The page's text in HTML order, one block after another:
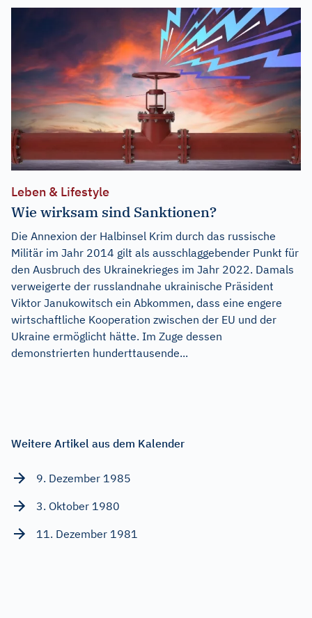
Leben & Lifestyle
Wie wirksam sind Sanktionen?
Die Annexion der Halbinsel Krim durch das russische
Militär im Jahr 2014 gilt als ausschlaggebender Punkt für
den Ausbruch des Ukrainekrieges im Jahr 2022. Damals
verweigerte der russlandnahe ukrainische Präsident
Viktor Janukowitsch ein Abkommen, dass eine engere
wirtschaftliche Kooperation zwischen der EU und der
Ukraine ermöglicht hätte. Im Zuge dessen
demonstrierten hunderttausende...
Weitere Artikel aus dem Kalender
9. Dezember 1985
3. Oktober 1980
11. Dezember 1981